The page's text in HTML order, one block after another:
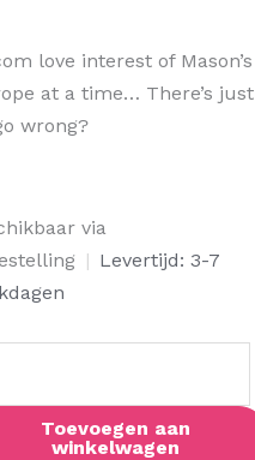
love interest of Mason’s
at a time… There’s just
wrong?
via
| Levertijd: 3-7
Toevoegen aan
winkelwagen